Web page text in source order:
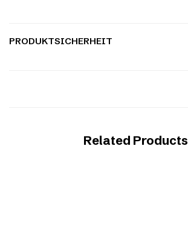
PRODUKTSICHERHEIT
Related Products